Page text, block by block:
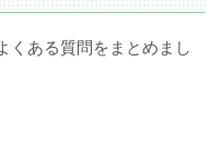
くある質問をまとめまし